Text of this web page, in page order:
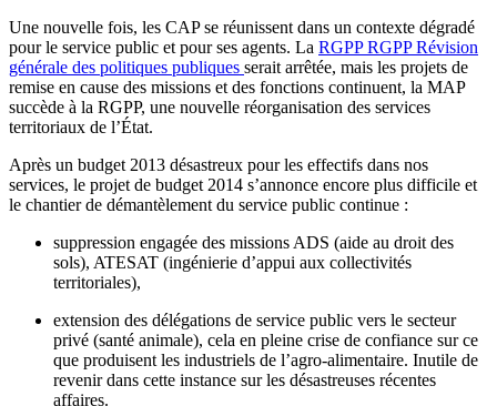
Une nouvelle fois, les CAP se réunissent dans un contexte dégradé
pour le service public et pour ses agents. La RGPP RGPP Révision
générale des politiques publiques serait arrêtée, mais les projets de
remise en cause des missions et des fonctions continuent, la MAP
succède à la RGPP, une nouvelle réorganisation des services
territoriaux de l’État.
Après un budget 2013 désastreux pour les effectifs dans nos
services, le projet de budget 2014 s’annonce encore plus difficile et
le chantier de démantèlement du service public continue :
suppression engagée des missions ADS (aide au droit des
sols), ATESAT (ingénierie d’appui aux collectivités
territoriales),
extension des délégations de service public vers le secteur
privé (santé animale), cela en pleine crise de confiance sur ce
que produisent les industriels de l’agro-alimentaire. Inutile de
revenir dans cette instance sur les désastreuses récentes
affaires.